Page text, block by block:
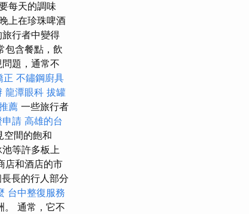
每天的調味
上在珍珠啤酒
行者中變得
包含餐點，飲
題，通常不
正 不鏽鋼廚具
龍潭眼科 拔罐
薦 一些旅行者
申請 高雄的台
空間的飽和
等許多板上
店和酒店的市
長的行人部分
台中整復服務
。 通常，它不